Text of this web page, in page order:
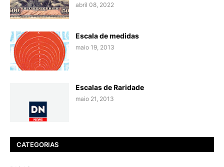
abril 08, 2022
Escala de medidas
maio 19, 2013
Escalas de Raridade
maio 21, 2013
CATEGORIAS